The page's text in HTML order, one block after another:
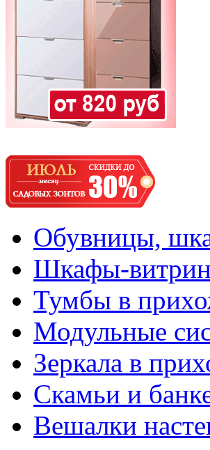
Обувницы,
Шкафы-
Тумбы в
Модульные
Зеркала в
Скамьи и
Вешалки